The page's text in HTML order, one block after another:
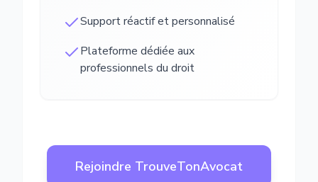
Support réactif et personnalisé
Plateforme dédiée aux
professionnels du droit
Rejoindre TrouveTonAvocat